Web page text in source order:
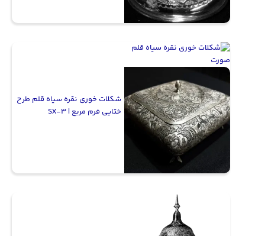
شکلات خوری نقره سیاه قلم طرح
ختایی فرم مربع | SX-3